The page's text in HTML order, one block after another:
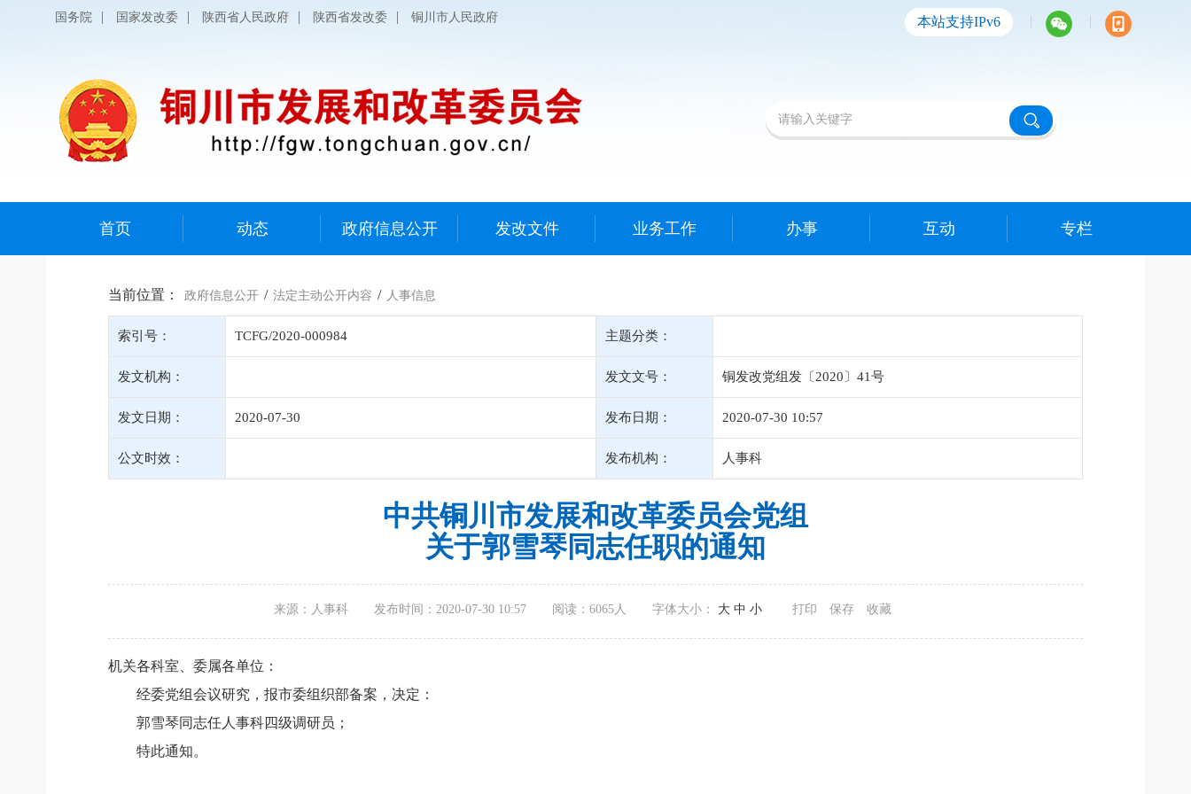
国务院 | 国家发改委 | 陕西省人民政府 | 陕西省发改委 | 铜川市人民政府 本站支持IPv6 | |
首页 动态 政府信息公开 发改文件 业务工作 办事 互动 专栏
当前位置： 政府信息公开 / 法定主动公开内容 / 人事信息
索引号： TCFG/2020-000984 主题分类：
发文机构： 发文文号： 铜发改党组发〔2020〕41号
发文日期： 2020-07-30 发布日期： 2020-07-30 10:57
公文时效： 发布机构： 人事科
中共铜川市发展和改革委员会党组
关于郭雪琴同志任职的通知
来源：人事科 发布时间：2020-07-30 10:57 阅读： 6065人 字体大小： 大 中 小 打印 保存 收藏
机关各科室、委属各单位：
经委党组会议研究，报市委组织部备案，决定：
郭雪琴同志任人事科四级调研员；
特此通知。